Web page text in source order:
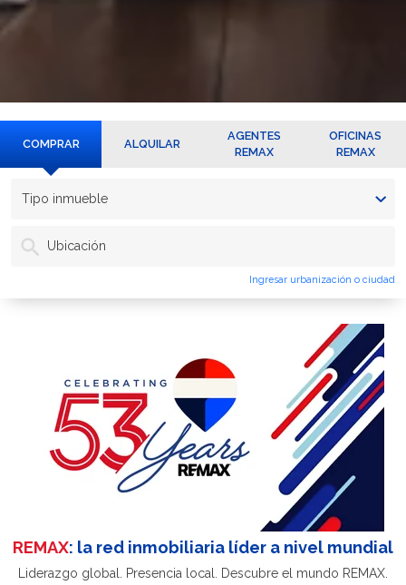
COMPRAR ALQUILAR
AGENTES
REMAX
OFICINAS
REMAX
Tipo inmueble
Ubicación
Ingresar urbanización o ciudad
REMAX: la red inmobiliaria líder a nivel mundial
Liderazgo global. Presencia local. Descubre el mundo REMAX.